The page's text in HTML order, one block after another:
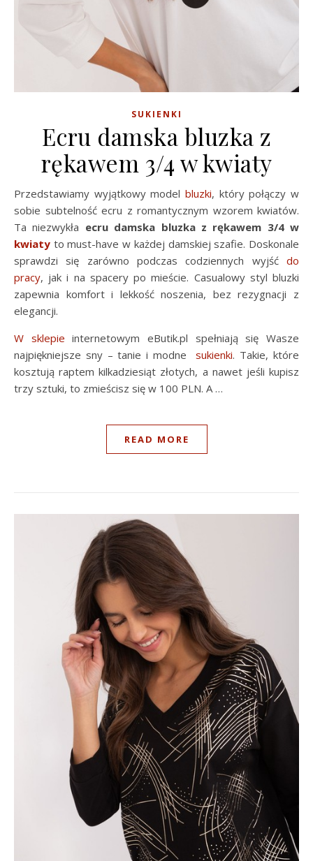
SUKIENKI
Ecru damska bluzka z
rękawem 3/4 w kwiaty
Przedstawiamy wyjątkowy model bluzki, który połączy w
sobie subtelność ecru z romantycznym wzorem kwiatów.
Ta niezwykła ecru damska bluzka z rękawem 3/4 w
kwiaty to must-have w każdej damskiej szafie. Doskonale
sprawdzi się zarówno podczas codziennych wyjść do
pracy, jak i na spacery po mieście. Casualowy styl bluzki
zapewnia komfort i lekkość noszenia, bez rezygnacji z
elegancji.
W sklepie internetowym eButik.pl spełniają się Wasze
najpiękniejsze sny – tanie i modnesukienki. Takie, które
kosztują raptem kilkadziesiąt złotych, a nawet jeśli kupisz
trzy sztuki, to zmieścisz się w 100 PLN. A …
READ MORE